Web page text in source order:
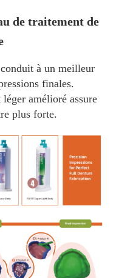
de traitement de
à un meilleur
finales.
amélioré assure
plus forte.